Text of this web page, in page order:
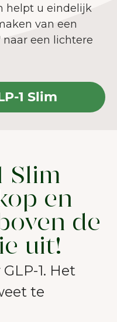
helpt u eindelijk
van een
een lichtere
1 Slim
Slim
en
de
uit!
1. Het
te